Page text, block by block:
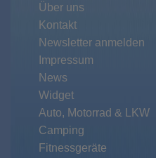
Über uns
Kontakt
Newsletter anmelden
Impressum
News
Widget
Auto, Motorrad & LKW
Camping
Fitnessgeräte